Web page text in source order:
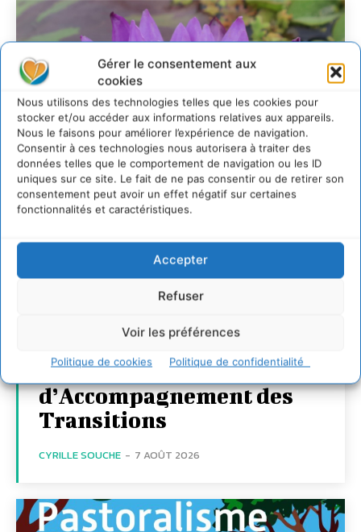
Gérer le consentement aux
cookies
Nous utilisons des technologies telles que les cookies pour
stocker et/ou accéder aux informations relatives aux appareils.
Nous le faisons pour améliorer l’expérience de navigation.
Consentir à ces technologies nous autorisera à traiter des
données telles que le comportement de navigation ou les ID
uniques sur ce site. Le fait de ne pas consentir ou de retirer son
consentement peut avoir un effet négatif sur certaines
fonctionnalités et caractéristiques.
Accepter
Refuser
Voir les préférences
Politique de cookies Politique de confidentialité
Transformer les
territoires par le
dialogue et la
coopération avec un
Commun
d’Accompagnement des
Transitions
CYRILLE SOUCHE - 7 AOÛT 2026